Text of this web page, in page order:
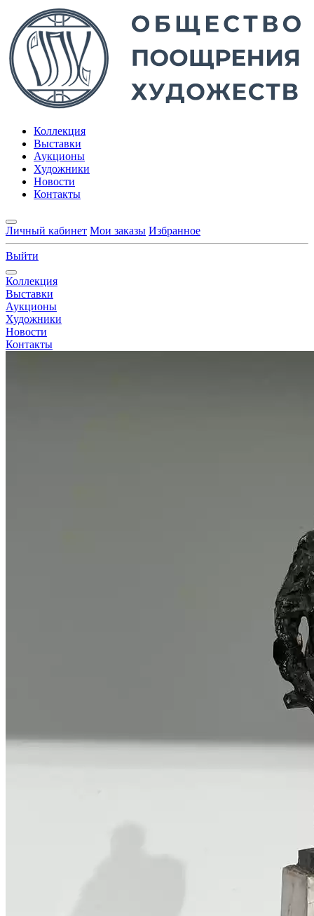
Коллекция
Выставки
Аукционы
Художники
Новости
Контакты
Личный кабинет Мои заказы Избранное
Выйти
Коллекция
Выставки
Аукционы
Художники
Новости
Контакты